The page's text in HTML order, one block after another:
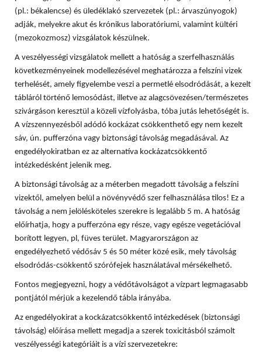
(pl.: békalencse) és üledéklakó szervezetek (pl.: árvaszúnyogok)
adják, melyekre akut és krónikus laboratóriumi, valamint kültéri
(mezokozmosz) vizsgálatok készülnek.
A veszélyességi vizsgálatok mellett a hatóság a szerfelhasználás
következményeinek modellezésével meghatározza a felszíni vizek
terhelését, amely figyelembe veszi a permetlé elsodródását, a kezelt
tábláról történő lemosódást, illetve az alagcsövezésen/természetes
szivárgáson keresztül a közeli vízfolyásba, tóba jutás lehetőségét is.
A vízszennyezésből adódó kockázat csökkenthető egy nem kezelt
sáv, ún. pufferzóna vagy biztonsági távolság megadásával. Az
engedélyokiratban ez az alternatíva kockázatcsökkentő
intézkedésként jelenik meg.
A biztonsági távolság az a méterben megadott távolság a felszíni
vizektől, amelyen belül a növényvédő szer felhasználása tilos! Ez a
távolság a nem jelölésköteles szerekre is legalább 5 m. A hatóság
előírhatja, hogy a pufferzóna egy része, vagy egésze vegetációval
borított legyen, pl, füves terület. Magyarországon az
engedélyezhető védősáv 5 és 50 méter közé esik, mely távolság
elsodródás-csökkentő szórófejek használatával mérsékelhető.
Fontos megjegyezni, hogy a védőtávolságot a vízpart legmagasabb
pontjától mérjük a kezelendő tábla irányába.
Az engedélyokirat a kockázatcsökkentő intézkedések (biztonsági
távolság) előírása mellett megadja a szerek toxicitásból számolt
veszélyességi kategóriáit is a vízi szervezetekre: